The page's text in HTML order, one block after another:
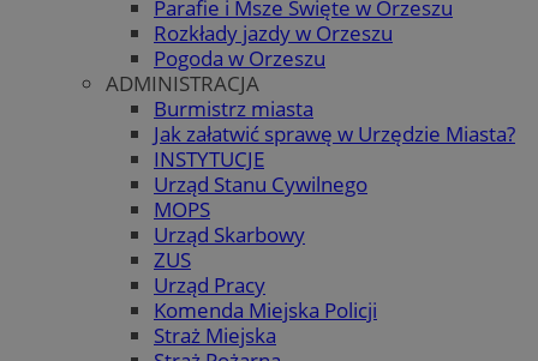
Parafie i Msze Święte w Orzeszu
Rozkłady jazdy w Orzeszu
Pogoda w Orzeszu
ADMINISTRACJA
Burmistrz miasta
Jak załatwić sprawę w Urzędzie Miasta?
INSTYTUCJE
Urząd Stanu Cywilnego
MOPS
Urząd Skarbowy
ZUS
Urząd Pracy
Komenda Miejska Policji
Straż Miejska